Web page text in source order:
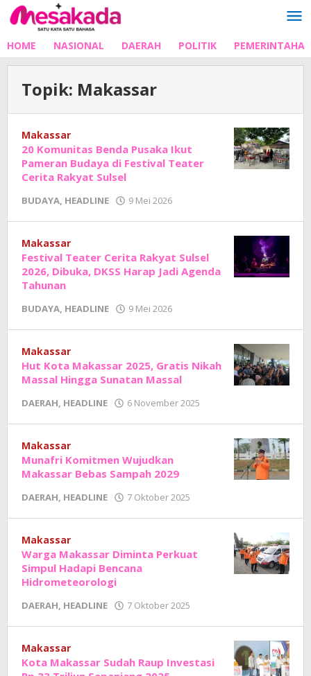
Lewati
ke
HOME NASIONAL DAERAH POLITIK
Topik: Makassar
Makassar
20 Komunitas Benda Pusaka Ikut
Pameran Budaya di Festival Teater
Cerita Rakyat Sulsel
BUDAYA, HEADLINE 9 Mei 2026
Junaedi
Makassar
Festival Teater Cerita Rakyat Sulsel
2026, Dibuka, DKSS Harap Jadi Agenda
Tahunan
BUDAYA, HEADLINE 9 Mei 2026
Junaedi
Makassar
Hut Kota Makassar 2025, Gratis Nikah
Massal Hingga Sunatan Massal
DAERAH, HEADLINE 6 November 2025
Junaedi
Sholat
Makassar
Munafri Komitmen Wujudkan
Makassar Bebas Sampah 2029
DAERAH, HEADLINE 7 Oktober 2025
Junaedi
Makassar
Warga Makassar Diminta Perkuat
Simpul Hadapi Bencana
Hidrometeorologi
DAERAH, HEADLINE 7 Oktober 2025
Junaedi
Makassar
Kota Makassar Sudah Raup Investasi